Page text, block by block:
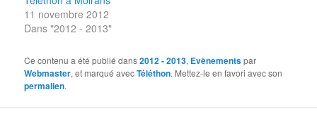
11 novembre 2012
Dans "2012 - 2013"
Ce contenu a été publié dans2012 - 2013, Evènementspar
Webmaster, et marqué avecTéléthon. Mettez-le en favori avec son
permalien.